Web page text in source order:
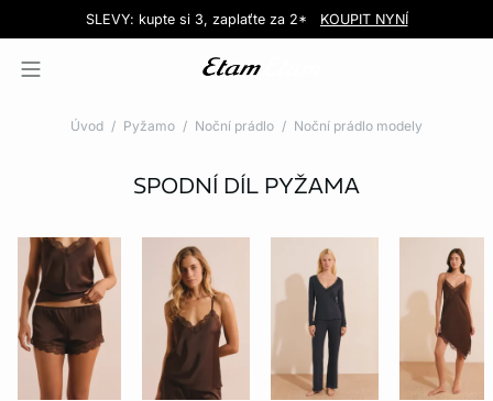
Doručení do obchodu zdarma!
SLEVY: kupte si 3, zaplaťte za 2* KOUPIT NYNÍ
Love EDIT: podprsenka + kalhotky za 999 KčKOUPIT NYNÍ
Úvod Pyžamo Noční prádlo Noční prádlo modely
SPODNÍ DÍL PYŽAMA